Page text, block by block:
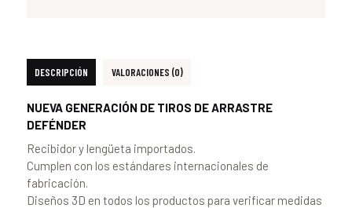
DESCRIPCIÓN VALORACIONES (0)
NUEVA GENERACIÓN DE TIROS DE ARRASTRE
DEFÉNDER
Recibidor y lengüeta importados.
Cumplen con los estándares internacionales de
fabricación.
Diseños 3D en todos los productos para verificar medidas